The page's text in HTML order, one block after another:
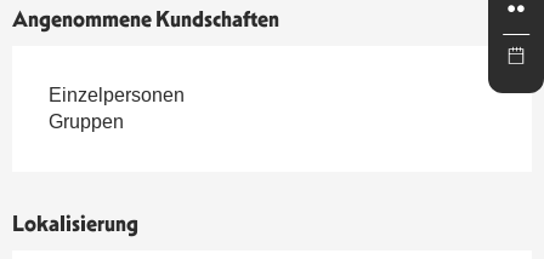
Angenommene Kundschaften
Einzelpersonen
Gruppen
Lokalisierung